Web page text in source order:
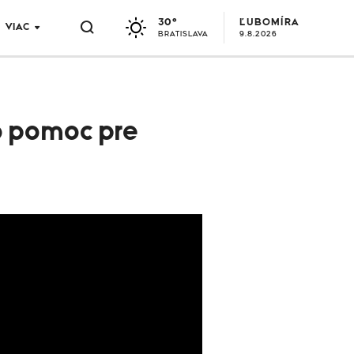
VIAC 30°
BRATISLAVA
ĽUBOMÍRA
9.8.2026
pomoc pre